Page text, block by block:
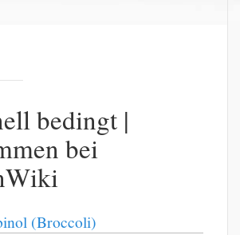
bedingt |
bei
(Broccoli)